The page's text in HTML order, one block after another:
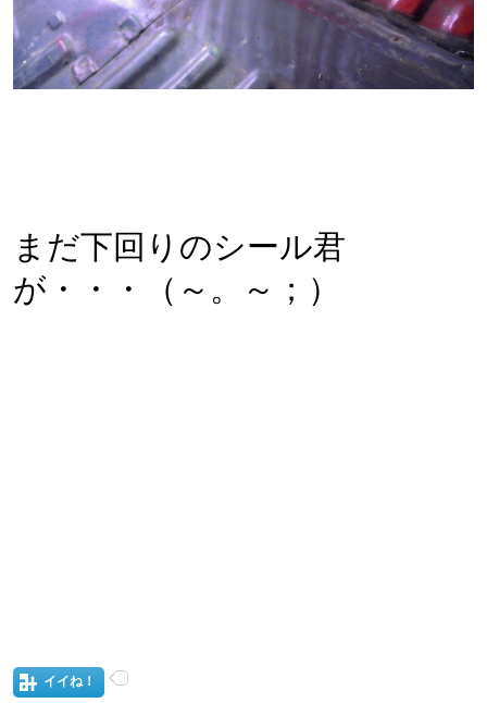
まだ下回りのシール君
が・・・（～。～；）
イイね！